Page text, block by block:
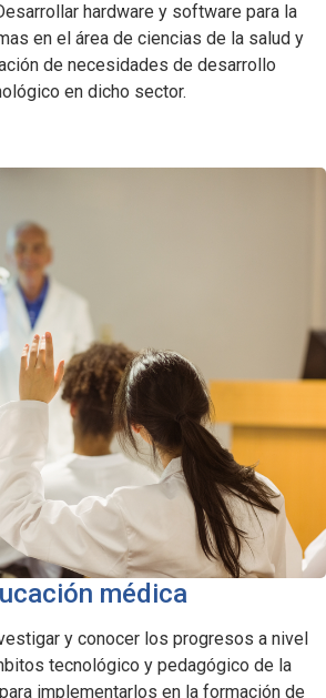
hardware y software para la
en el área de ciencias de la salud y
de necesidades de desarrollo
en dicho sector.
médica
y conocer los progresos a nivel
tecnológico y pedagógico de la
implementarlos en la formación de